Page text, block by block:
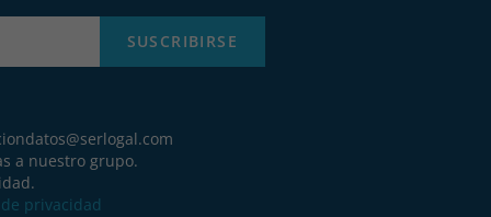
SUSCRIBIRSE
a nuestro grupo.
privacidad